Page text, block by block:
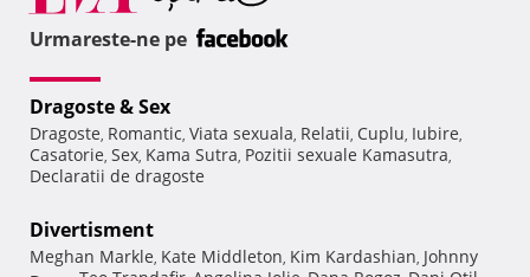
Urmareste-ne pe
Dragoste & Sex
Dragoste, Romantic, Viata sexuala, Relatii, Cuplu, Iubire,
Casatorie, Sex, Kama Sutra, Pozitii sexuale Kamasutra,
Declaratii de dragoste
Divertisment
Meghan Markle, Kate Middleton, Kim Kardashian, Johnny